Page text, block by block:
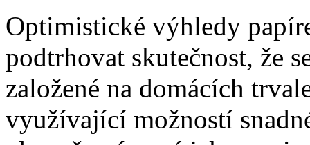
Optimistické výhledy
podtrhovat skutečnost, že
založené na domácích
využívající možností